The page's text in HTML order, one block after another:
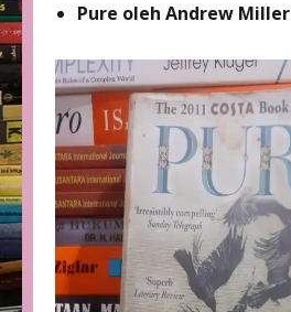
Pure oleh Andrew Miller